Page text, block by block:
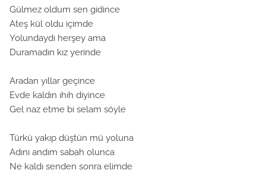
Gülmez oldum sen gidince
Ateş kül oldu içimde
Yolundaydı herşey ama
Duramadın kız yerinde
Aradan yıllar geçince
Evde kaldın ıhıh diyince
Gel naz etme bi selam söyle
Türkü yakıp düştün mü yoluna
Adını andım sabah olunca
Ne kaldı senden sonra elimde